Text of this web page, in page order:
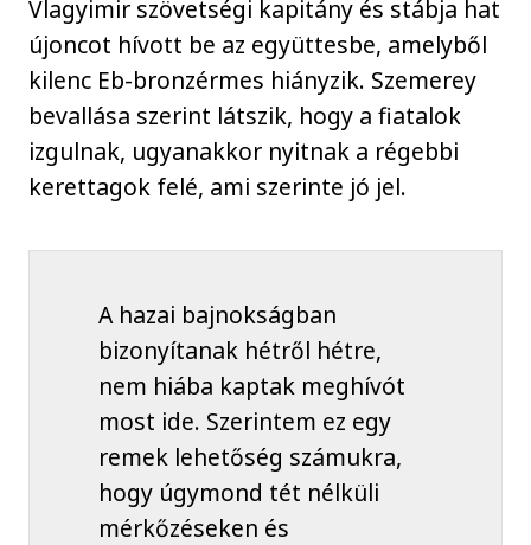
Vlagyimir szövetségi kapitány és stábja hat
újoncot hívott be az együttesbe, amelyből
kilenc Eb-bronzérmes hiányzik. Szemerey
bevallása szerint látszik, hogy a fiatalok
izgulnak, ugyanakkor nyitnak a régebbi
kerettagok felé, ami szerinte jó jel.
A hazai bajnokságban
bizonyítanak hétről hétre,
nem hiába kaptak meghívót
most ide. Szerintem ez egy
remek lehetőség számukra,
hogy úgymond tét nélküli
mérkőzéseken és